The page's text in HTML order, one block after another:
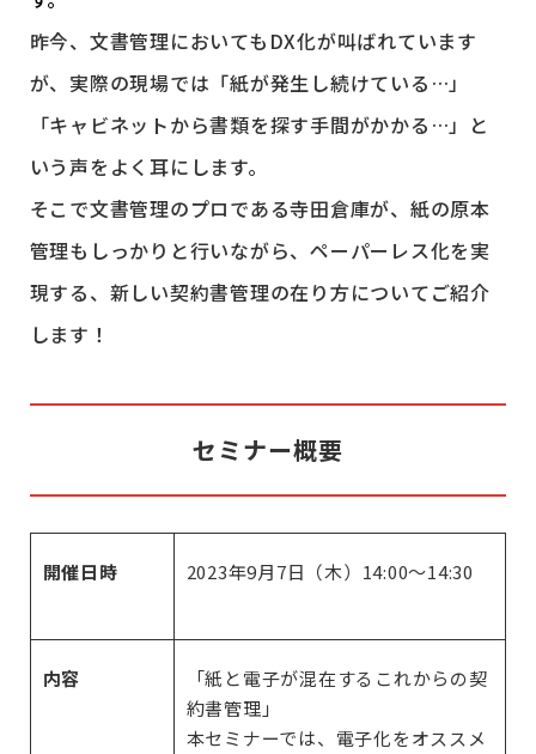
昨今、文書管理においてもDX化が叫ばれています
が、実際の現場では「紙が発生し続けている…」
「キャビネットから書類を探す手間がかかる…」と
いう声をよく耳にします。
そこで文書管理のプロである寺田倉庫が、紙の原本
管理もしっかりと行いながら、ペーパーレス化を実
現する、新しい契約書管理の在り方についてご紹介
します！
セミナー概要
開催日時 2023年9月7日（木）14:00～14:30
内容
「紙と電子が混在するこれからの契
約書管理」
本セミナーでは、電子化をオススメ